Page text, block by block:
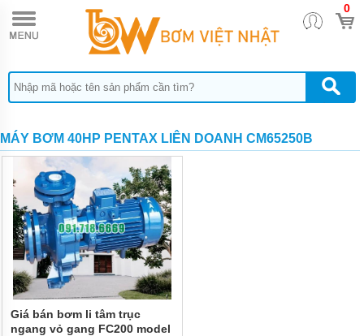
0
TRANG
CHỦ
BƠM
HÓA
CHẤT
ĐỊNH
LƯỢNG
CHẤT
BƠM
HÓA
CHẤT
THÙNG
PHUY
QUẠT
THỔI
KHÍ
MÁY BƠM 40HP PENTAX LIÊN DOANH CM65250B
Giá bán bơm li tâm trục
ngang vỏ gang FC200 model